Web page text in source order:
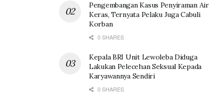
Pengembangan Kasus Penyiraman Air
Keras, Ternyata Pelaku Juga Cabuli
Korban
0 SHARES
Kepala BRI Unit Lewoleba Diduga
Lakukan Pelecehan Seksual Kepada
Karyawannya Sendiri
0 SHARES